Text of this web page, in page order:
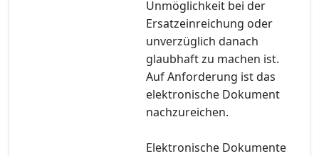
Unmöglichkeit bei der
Ersatzeinreichung oder
unverzüglich danach
glaubhaft zu machen ist.
Auf Anforderung ist das
elektronische Dokument
nachzureichen.
Elektronische Dokumente